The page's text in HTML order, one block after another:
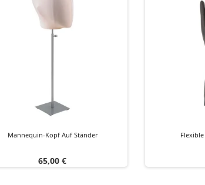
Mannequin-Kopf Auf Ständer
Preis
65,00 €